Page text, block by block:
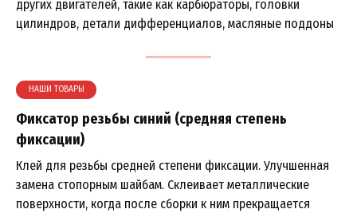
других двигателей, такие как карбюраторы, головки
цилиндров, детали дифференциалов, масляные поддоны
НАШИ ТОВАРЫ
Фиксатор резьбы синий (средняя степень
фиксации)
Клей для резьбы средней степени фиксации. Улучшенная
замена стопорным шайбам. Склеивает металлические
поверхности, когда после сборки к ним прекращается